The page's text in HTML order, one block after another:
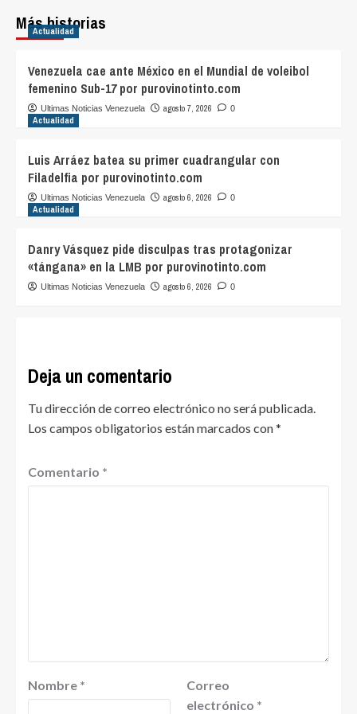
Más historias
Actualidad
Venezuela cae ante México en el Mundial de voleibol
femenino Sub-17 por purovinotinto.com
Ultimas Noticias Venezuela agosto 7, 2026 0
Actualidad
Luis Arráez batea su primer cuadrangular con
Filadelfia por purovinotinto.com
Ultimas Noticias Venezuela agosto 6, 2026 0
Actualidad
Danry Vásquez pide disculpas tras protagonizar
«tángana» en la LMB por purovinotinto.com
Ultimas Noticias Venezuela agosto 6, 2026 0
Deja un comentario
Tu dirección de correo electrónico no será publicada.
Los campos obligatorios están marcados con*
Comentario *
Nombre *
Correo
electrónico *